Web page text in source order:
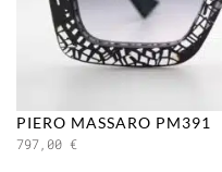
PIERO MASSARO PM391
797,00 €